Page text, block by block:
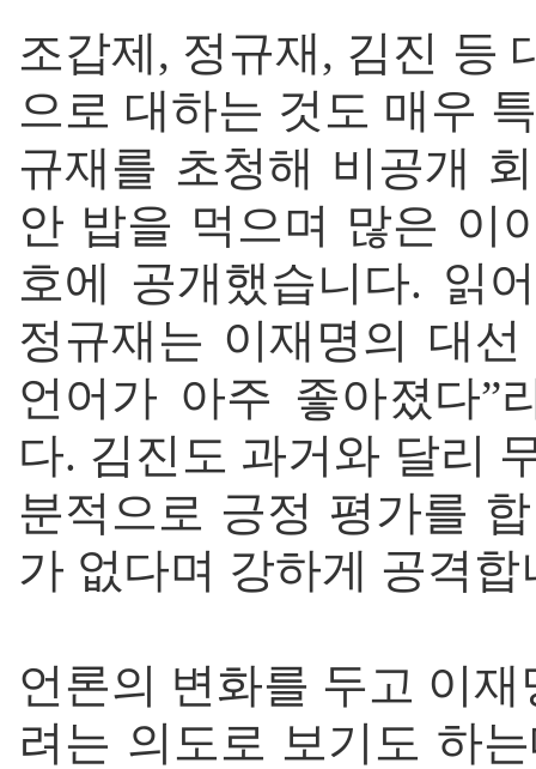
조갑제, 정규재, 김진 등
으로 대하는 것도 매우
규재를 초청해 비공개
안 밥을 먹으며 많은 이
호에 공개했습니다. 읽
정규재는 이재명의 대
언어가 아주 좋아졌다”
다. 김진도 과거와 달리
분적으로 긍정 평가를
가 없다며 강하게 공격
언론의 변화를 두고 이
려는 의도로 보기도 하